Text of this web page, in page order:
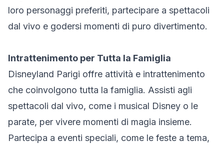
loro personaggi preferiti, partecipare a spettacoli
dal vivo e godersi momenti di puro divertimento.
Intrattenimento per Tutta la Famiglia
Disneyland Parigi offre attività e intrattenimento
che coinvolgono tutta la famiglia. Assisti agli
spettacoli dal vivo, come i musical Disney o le
parate, per vivere momenti di magia insieme.
Partecipa a eventi speciali, come le feste a tema,